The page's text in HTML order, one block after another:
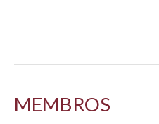
MEMBROS